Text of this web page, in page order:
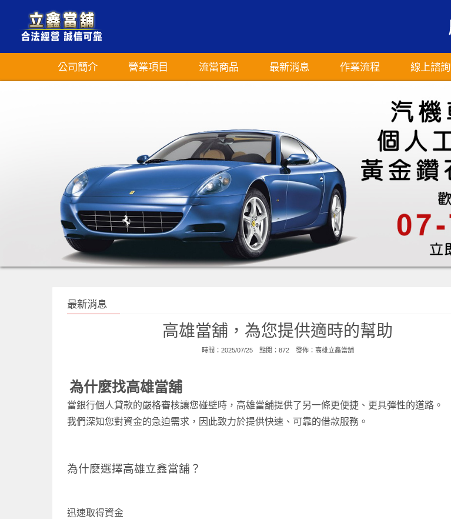
公司簡介 營業項目 流當商品 最新消息 作業流程 線上諮詢
最新消息
高雄當舖，為您提供適時的幫助
時間：2025/07/25 點閱：872 發佈： 高雄立鑫當舖
為什麼找高雄當舖
當銀行個人貸款的嚴格審核讓您碰壁時，高雄當舖提供了另一條更便捷、更具彈性的道路。
我們深知您對資金的急迫需求，因此致力於提供快速、可靠的借款服務。
為什麼選擇高雄立鑫當舖？
迅速取得資金